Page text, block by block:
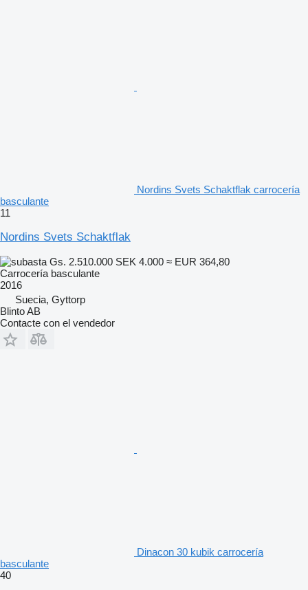
Nordins Svets Schaktflak carrocería
basculante
11
Nordins Svets Schaktflak
Gs. 2.510.000 SEK 4.000 ≈ EUR 364,80
Carrocería basculante
2016
Suecia, Gyttorp
Blinto AB
Contacte con el vendedor
Dinacon 30 kubik carrocería
basculante
40